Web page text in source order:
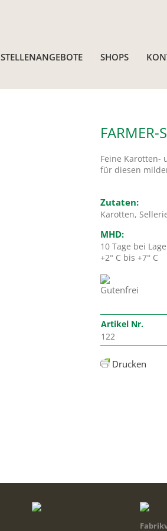
STELLENANGEBOTE SHOPS
FARMER-
Feine Karotten-
für diesen
Zutaten:
Karotten,
MHD:
10 Tage bei
+2° C bis +7° C
Artikel Nr.
122
Drucken